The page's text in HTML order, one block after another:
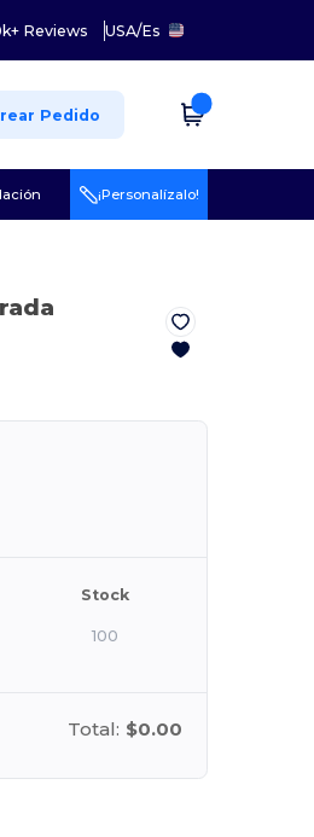
Reviews USA/Es
Pedido
¡Personalízalo!
Stock
100
Total: $0.00